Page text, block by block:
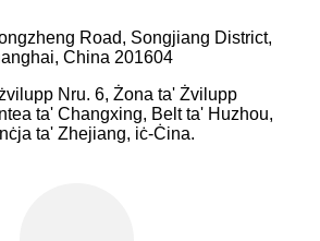
Road, Songjiang District,
China 201604
Nru. 6, Żona ta' Żvilupp
ta' Changxing, Belt ta' Huzhou,
ta' Zhejiang, iċ-Ċina.